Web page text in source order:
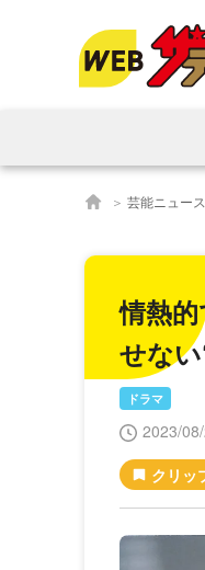
芸能ニュース
情熱
せな
ドラマ
2023/